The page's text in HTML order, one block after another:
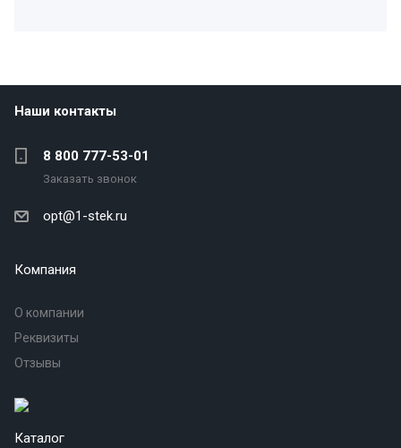
Наши контакты
8 800 777-53-01
Заказать звонок
opt@1-stek.ru
Компания
О компании
Реквизиты
Отзывы
Каталог